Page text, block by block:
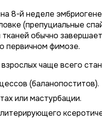
8-й неделе
(препуциальные
обычно
первичном фимозе.
чаще всего
(баланопоститов).
или мастурбации.